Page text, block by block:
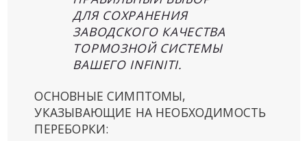
ДЛЯ СОХРАНЕНИЯ
ЗАВОДСКОГО КАЧЕСТВА
ТОРМОЗНОЙ СИСТЕМЫ
ВАШЕГО INFINITI.
ОСНОВНЫЕ СИМПТОМЫ,
УКАЗЫВАЮЩИЕ НА НЕОБХОДИМОСТЬ
ПЕРЕБОРКИ: